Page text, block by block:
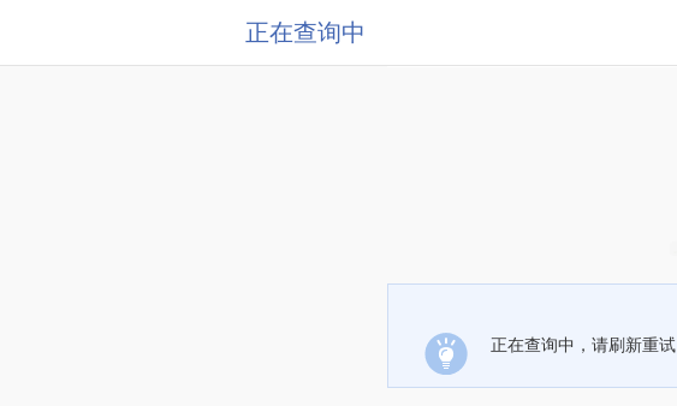
正在查询中
正在查询中，请刷新重试